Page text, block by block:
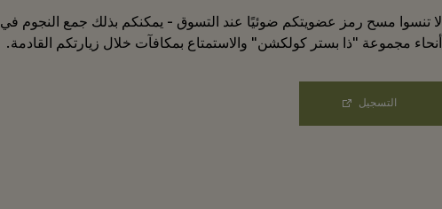
لا تنسوا مسح رمز عضويتكم ضوئيًا عند التسوق - يمكنكم بذلك جمع النجوم في
أنحاء مجموعة "ذا بستر كولكشن" والاستمتاع بمكافآت خلال زيارتكم القادمة.
التسجيل